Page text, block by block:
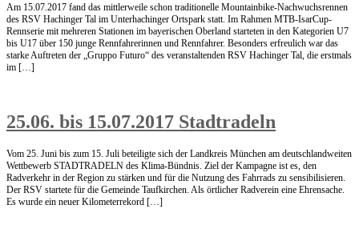
Am 15.07.2017 fand das mittlerweile schon traditionelle Mountainbike-Nachwuchsrennen
des RSV Hachinger Tal im Unterhachinger Ortspark statt. Im Rahmen MTB-IsarCup-
Rennserie mit mehreren Stationen im bayerischen Oberland starteten in den Kategorien U7
bis U17 über 150 junge Rennfahrerinnen und Rennfahrer. Besonders erfreulich war das
starke Auftreten der „Gruppo Futuro“ des veranstaltenden RSV Hachinger Tal, die erstmals
im […]
25.06. bis 15.07.2017 Stadtradeln
Vom 25. Juni bis zum 15. Juli beteiligte sich der Landkreis München am deutschlandweiten
Wettbewerb STADTRADELN des Klima-Bündnis. Ziel der Kampagne ist es, den
Radverkehr in der Region zu stärken und für die Nutzung des Fahrrads zu sensibilisieren.
Der RSV startete für die Gemeinde Taufkirchen. Als örtlicher Radverein eine Ehrensache.
Es wurde ein neuer Kilometerrekord […]